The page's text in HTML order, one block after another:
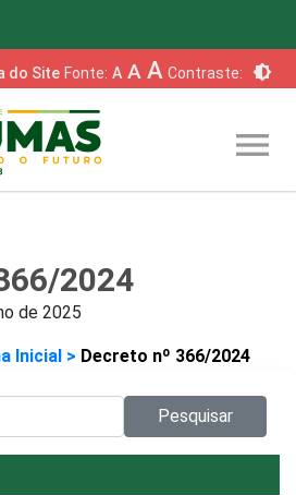
do Site Fonte: A A A Contraste: brightness_6
menu
2024
de 2025
Inicial > Decreto nº 366/2024
Pesquisar